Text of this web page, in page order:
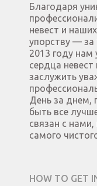
Благодаря
невест и
упорству — за
2013 году нам
сердца
заслужить
День за днем,
быть все
связан с
самого
HOW TO GET